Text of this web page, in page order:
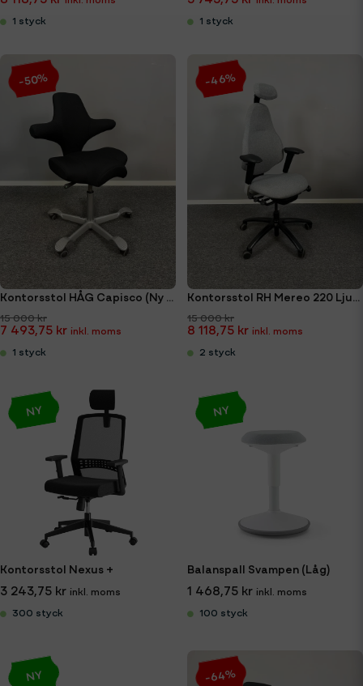
1 styck 1 styck
Kontorsstol HÅG Capisco (Ny klädsel)
15 000 kr
7 493,75 kr
1 styck
-50%
Kontorsstol RH Mereo 220 Ljusgrå
15 000 kr
8 118,75 kr
2 styck
-46%
Kontorsstol Nexus +
3 243,75 kr
300 styck
NY
Balanspall Svampen (Låg)
1 468,75 kr
100 styck
NY
NY -64%